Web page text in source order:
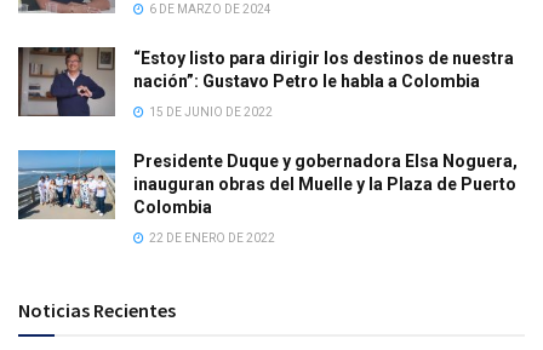
6 DE MARZO DE 2024
“Estoy listo para dirigir los destinos de nuestra
nación”: Gustavo Petro le habla a Colombia
15 DE JUNIO DE 2022
Presidente Duque y gobernadora Elsa Noguera,
inauguran obras del Muelle y la Plaza de Puerto
Colombia
22 DE ENERO DE 2022
Noticias Recientes